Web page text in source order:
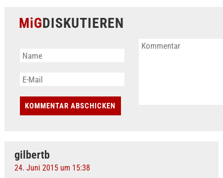
MiGDISKUTIEREN
gilbertb
24. Juni 2015 um 15:38